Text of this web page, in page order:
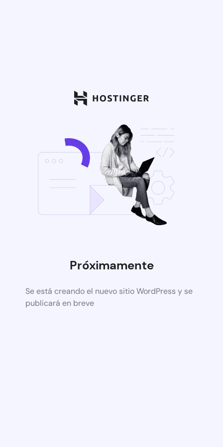
Próximamente
Se está creando el nuevo sitio WordPress y se
publicará en breve